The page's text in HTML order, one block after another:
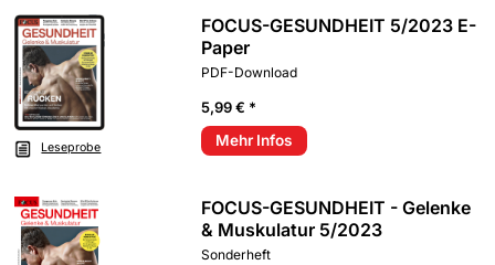
Leseprobe
FOCUS-GESUNDHEIT 5/2023 E-
Paper
PDF-Download
5,99 € *
Mehr Infos
FOCUS-GESUNDHEIT - Gelenke
& Muskulatur 5/2023
Sonderheft